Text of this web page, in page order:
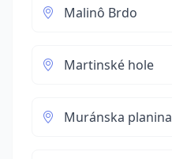
Malinô Brdo
Martinské hole
Muránska planina